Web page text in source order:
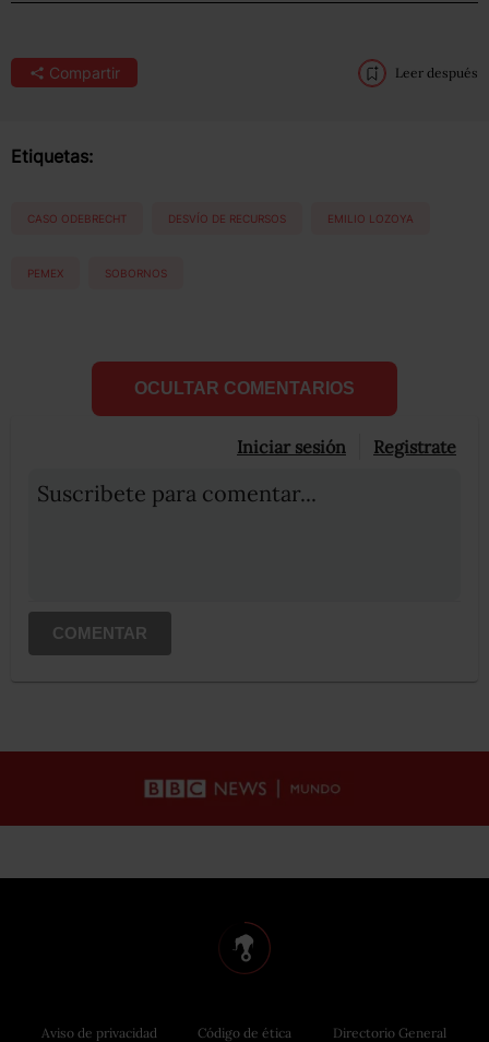
Compartir Leer después
Etiquetas:
CASO ODEBRECHT DESVÍO DE RECURSOS EMILIO LOZOYA
PEMEX SOBORNOS
OCULTAR COMENTARIOS
Iniciar sesión Registrate
Suscribete para comentar...
COMENTAR
Aviso de privacidad Código de ética Directorio General